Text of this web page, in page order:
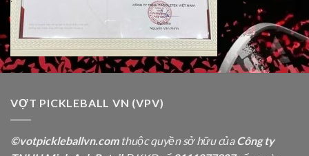
VỢT PICKLEBALL VN (VPV)
©votpickleballvn.comthuộc quyền sở hữu củaCông ty